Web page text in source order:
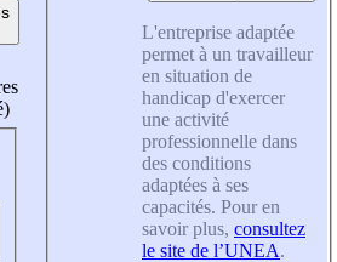
L'entreprise adaptée
permet à un travailleur
en situation de
handicap d'exercer
une activité
professionnelle dans
des conditions
adaptées à ses
capacités. Pour en
savoir plus, consultez
le site de l’UNEA.